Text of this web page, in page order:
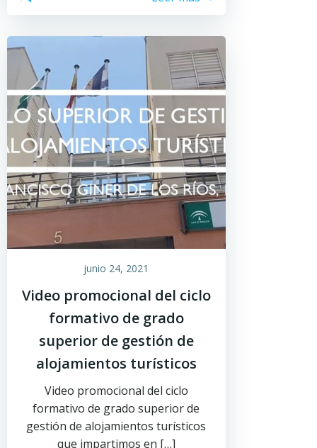
junio 24, 2021
Video promocional del ciclo
formativo de grado
superior de gestión de
alojamientos turísticos
Video promocional del ciclo
formativo de grado superior de
gestión de alojamientos turísticos
que impartimos en […]